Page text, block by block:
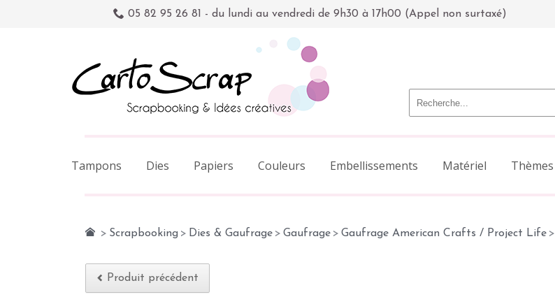
05 82 95 26 81 - du lundi au vendredi de 9h30 à 17h00 (Appel non surtaxé)
Tampons Dies Papiers Couleurs Embellissements Matériel Thèmes
> Scrapbooking > Dies & Gaufrage > Gaufrage > Gaufrage American Crafts / Project Life >
Produit précédent